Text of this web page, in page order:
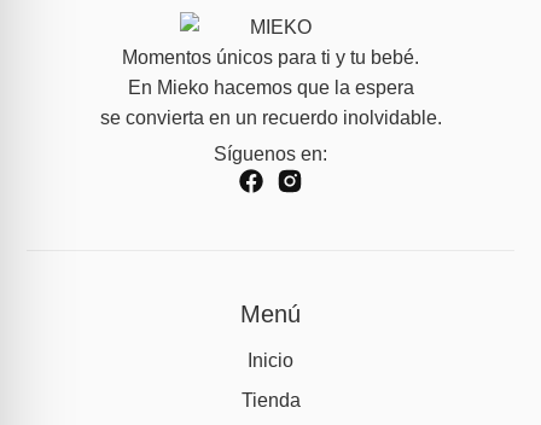
Momentos únicos para ti y tu bebé.
En Mieko hacemos que la espera
se convierta en un recuerdo inolvidable.
Síguenos en:
Menú
Inicio
Tienda